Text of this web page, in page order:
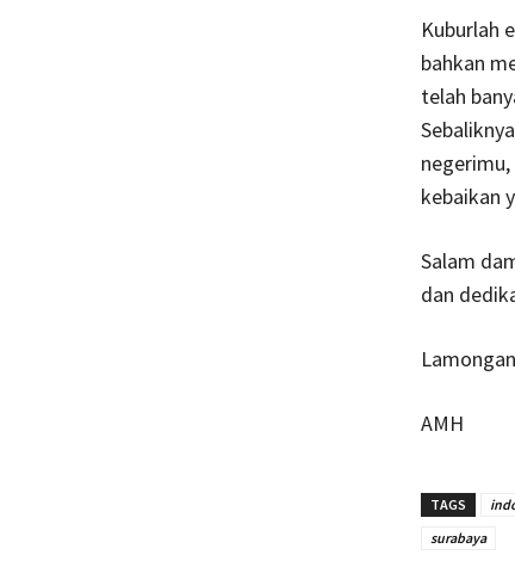
Kuburlah
bahkan
telah
kebaikan
Salam
dan
AMH
TAGS
surabaya